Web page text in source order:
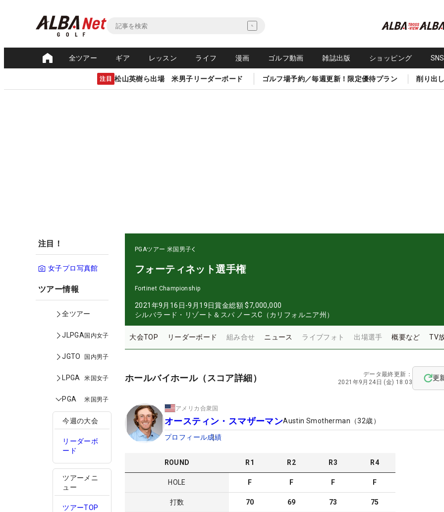
全ツアー ギア レッスン ライフ 漫画 ゴルフ動画 雑誌出版 ショッピング
注目 松山英樹ら出場 米男子リーダーボード ゴルフ場予約／毎週更新！限定優待プラン 削り出
注目！
女子プロ写真館
ツアー情報
全ツアー
JLPGA国内女子
JGTO 国内男子
LPGA 米国女子
PGA 米国男子
今週の大会
リーダーボ
ード
ツアーメニ
ュー
ツアーTOP
PGAツアー 米国男子
フォーティネット選手権
Fortinet Championship
2021年9月16日-9月19日賞金総額 $7,000,000
シルバラード・リゾート＆スパ ノースC（カリフォルニア州）
大会TOP リーダーボード 組み合せ ニュース ライブフォト 出場選手 概要など TV
ホールバイホール（スコア詳細）
データ最終更新：
2021年9月24日 (金) 18:03
更
アメリカ合衆国
オースティン・スマザーマンAustin Smotherman （32歳）
プロフィール成績
ROUND R1 R2 R3 R4
HOLE F F F F
打数 70 69 73 75